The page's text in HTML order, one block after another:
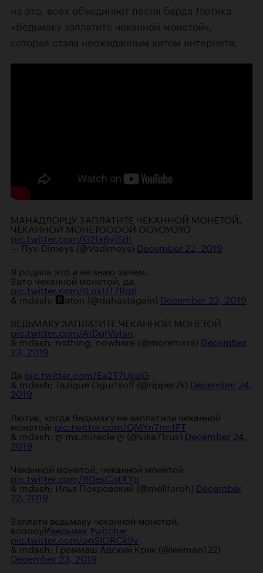
на это, всех объединяет песня барда Лютика
«Ведьмаку заплатите чеканной монетой»,
которая стала неожиданным хитом интернета.
МАНАДЛОРЦУ ЗАПЛАТИТЕ ЧЕКАННОЙ МОНЕТОЙ,
ЧЕКАННОЙ МОНЕТООООЙ ООУОУОУО
pic.twitter.com/G2Ia6yiSdt
— Пух-Dimeys (@Vadimeys) December 22, 2019
Я родила это и не знаю зачем.
Зато чеканной монетой, да.
pic.twitter.com/ILoxUT7Rq6
& mdash; 🅱aton (@duhastagain) December 23, 2019
ВЕДЬМАКУ ЗАПЛАТИТЕ ЧЕКАННОЙ МОНЕТОЙ
pic.twitter.com/AtDqIVotsn
& mdash; nothing, nowhere (@moremxra) December
23, 2019
Да pic.twitter.com/Ea2T7UkalG
& mdash; Tazique Ogurtsoff (@ripper2k) December 24,
2019
Лютик, когда Ведьмаку не заплатили чеканной
монетой:pic.twitter.com/QMYn7rm1FT
& mdash; ღ ms.miracle ღ (@vika71rus)December 24,
2019
Чеканной монетой, чеканной монетой
pic.twitter.com/R0esCotXYp
& mdash; Илья Покровский (@melifaroh) December
22, 2019
Заплати ведьмаку чеканной монетой,
вооооу)#ведьмак #witcher
pic.twitter.com/onSlORCk9v
& mdash; Громмаш Адский Крик (@leeman122)
December 23, 2019